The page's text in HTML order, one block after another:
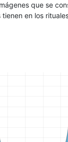
que se
en los